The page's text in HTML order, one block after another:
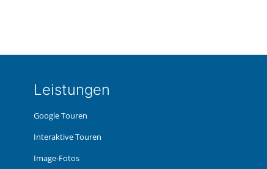
Leis­tun­gen
Google Touren
Inter­ak­ti­ve Touren
Image-Fotos